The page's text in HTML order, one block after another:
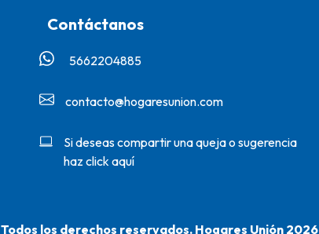
Contáctanos
5662204885‬
contacto@hogaresunion.com
Si deseas compartir una queja o sugerencia
haz click aquí
Todos los derechos reservados. Hogares Unión 2026